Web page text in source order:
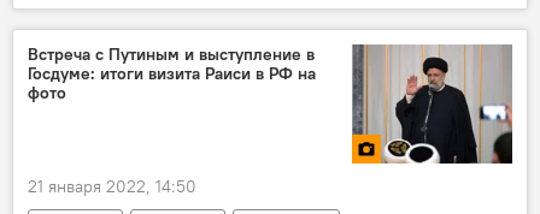
Центральная Азия
курсы валют
Встреча с Путиным и выступление в
Госдуме: итоги визита Раиси в РФ на
фото
21 января 2022, 14:50